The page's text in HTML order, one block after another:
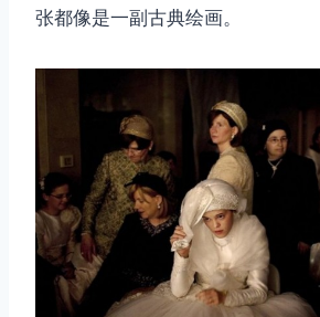
张都像是一副古典绘画。